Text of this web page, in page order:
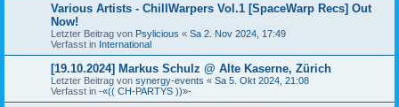
Various Artists - ChillWarpers Vol.1 [SpaceWarp Recs] Out
Now!
Letzter Beitrag von Psylicious « Sa 2. Nov 2024, 17:49
Verfasst in International
[19.10.2024] Markus Schulz @ Alte Kaserne, Zürich
Letzter Beitrag von synergy-events « Sa 5. Okt 2024, 21:08
Verfasst in -«(( CH-PARTYS ))»-